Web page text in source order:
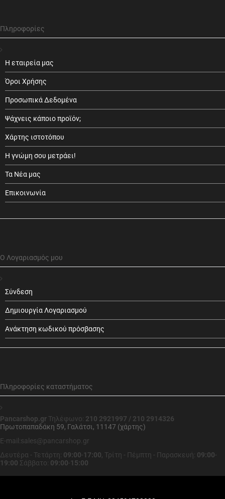
Πληροφορίες
Η εταιρεία μας
Όροι Χρήσης
Προσωπικά Δεδομένα
Ψάχνεις κάποιο προϊόν;
Χάρτης ιστοτόπου
Η γνώμη σου μετράει!
Τα Νέα μας
Επικοινωνία
Ο Λογαριασμός μου
Σύνδεση
Δημιουργία Λογαριασμού
Ανάκτηση κωδικού πρόσβασης
Πληροφορίες καταστήματος
Pancarshop.gr Τηλέφωνο: 210 2921997 / 210 2914326
Πρωτοπαπαδάκη 59, Γαλάτσι, 11147 (χάρτης)
E-mail:sales@pancarshop.gr
Δευτέρα - Τετάρτη: 09:00-17:00, Τρίτη - Πέμπτη - Παρασκευή: 09:00-
19:00 Σάββατο: 09:00-15:00